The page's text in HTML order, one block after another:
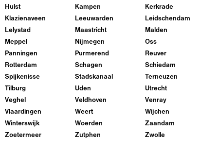
Hulst Kampen Kerkrade
Klazienaveen Leeuwarden Leidschendam
Lelystad Maastricht Malden
Meppel Nijmegen Oss
Panningen Purmerend Reuver
Rotterdam Schagen Schiedam
Spijkenisse Stadskanaal Terneuzen
Tilburg Uden Utrecht
Veghel Veldhoven Venray
Vlaardingen Weert Wijchen
Winterswijk Woerden Zaandam
Zoetermeer Zutphen Zwolle